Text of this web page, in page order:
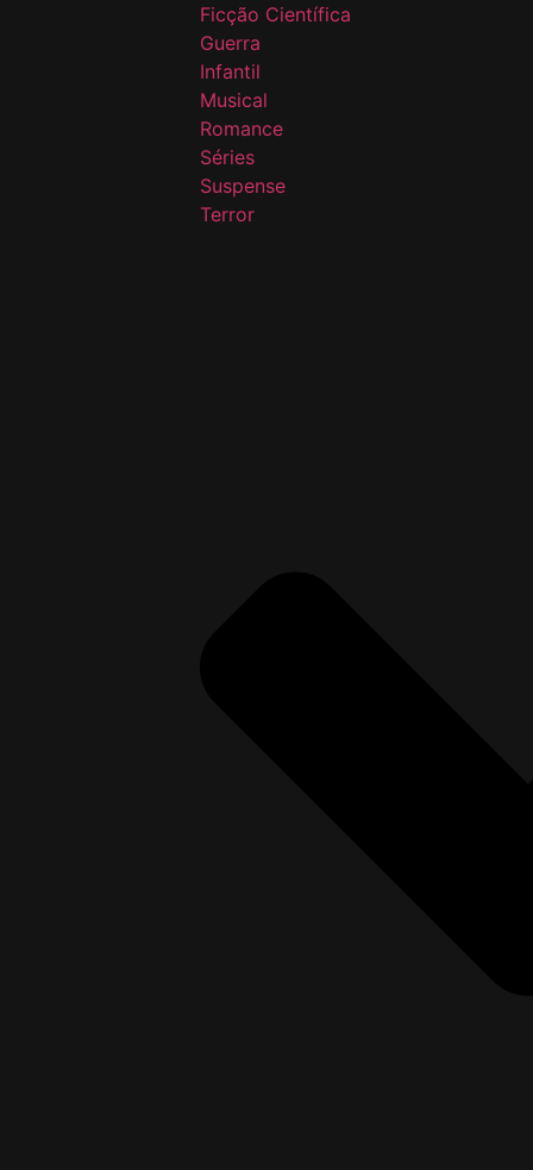
Ficção Científica
Guerra
Infantil
Musical
Romance
Séries
Suspense
Terror